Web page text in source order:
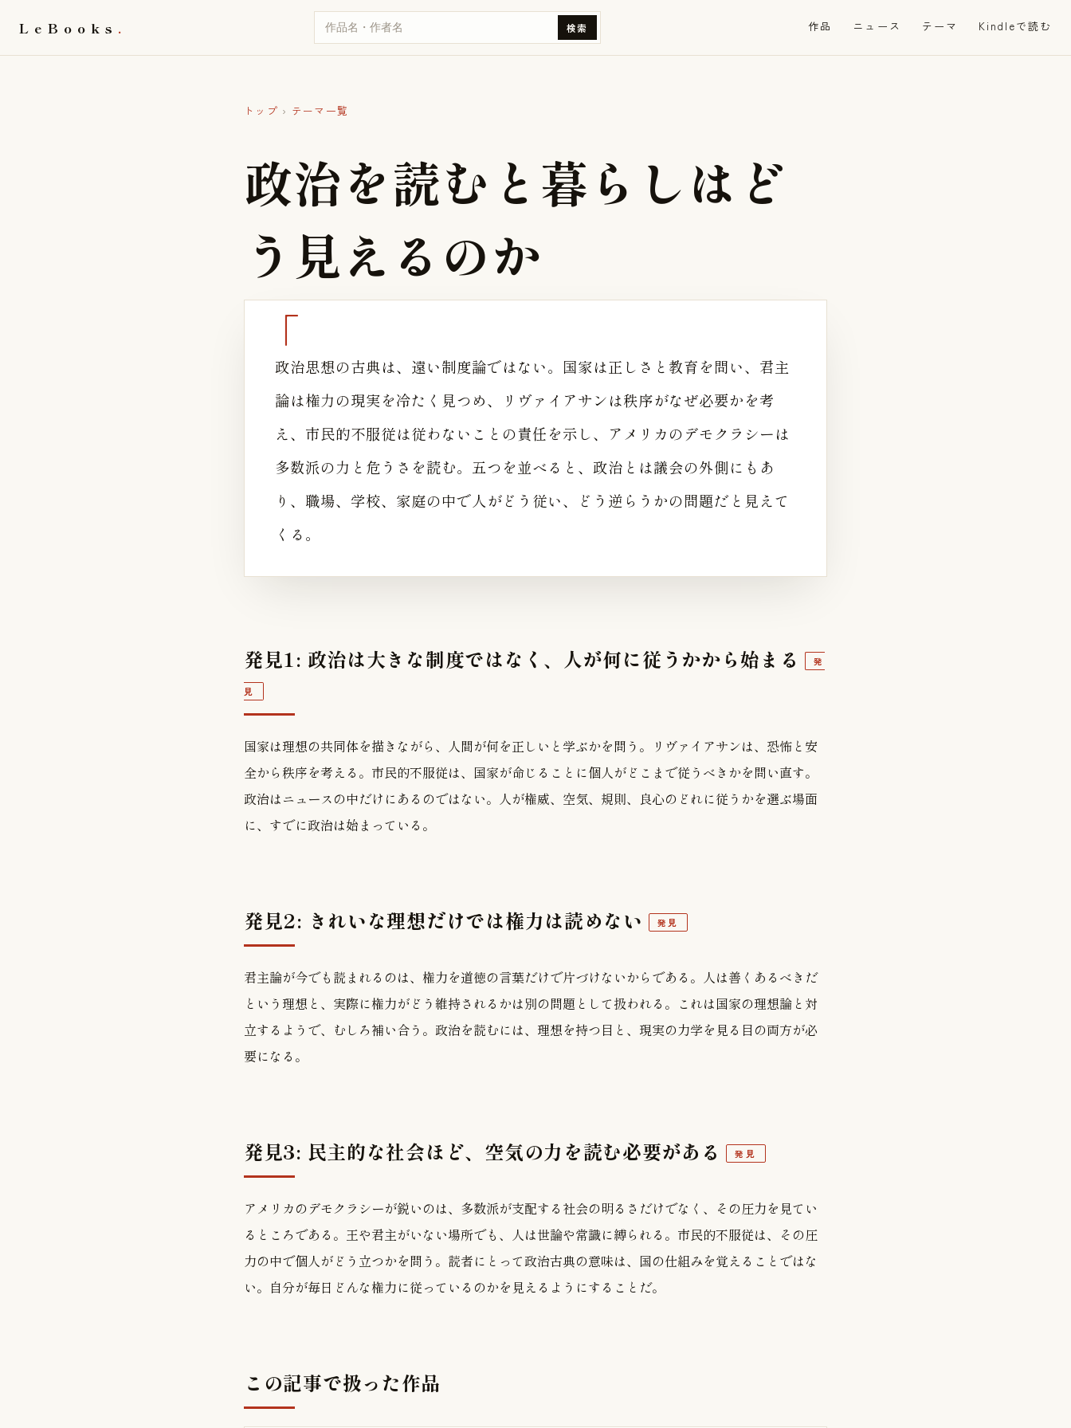
LeBooks 検索 作品 ニュース テーマ Kindleで読む
トップ › テーマ一覧
政治を読む と 暮ら しは ど
う 見え る のか
政治思想の古典は、遠い制度論ではない。国家は正しさと教育を問い、君主
論は権力の現実を冷たく見つめ、リヴァイアサンは秩序がなぜ必要かを考
え、市民的不服従は従わないことの責任を示し、アメリカのデモクラシーは
多数派の力と危うさを読む。五つを並べると、政治とは議会の外側にもあ
り、職場、学校、家庭の中で人がどう従い、どう逆らうかの問題だと見えて
くる。
発見1: 政治は大きな制度ではなく、人が何に従うかから始まる 発
見
国家は理想の共同体を描きながら、人間が何を正しいと学ぶかを問う。リヴァイアサンは、恐怖と安
全から秩序を考える。市民的不服従は、国家が命じることに個人がどこまで従うべきかを問い直す。
政治はニュースの中だけにあるのではない。人が権威、空気、規則、良心のどれに従うかを選ぶ場面
に、すでに政治は始まっている。
発見2: きれいな理想だけでは権力は読めない 発見
君主論が今でも読まれるのは、権力を道徳の言葉だけで片づけないからである。人は善くあるべきだ
という理想と、実際に権力がどう維持されるかは別の問題として扱われる。これは国家の理想論と対
立するようで、むしろ補い合う。政治を読むには、理想を持つ目と、現実の力学を見る目の両方が必
要になる。
発見3: 民主的な社会ほど、空気の力を読む必要がある 発見
アメリカのデモクラシーが鋭いのは、多数派が支配する社会の明るさだけでなく、その圧力を見てい
るところである。王や君主がいない場所でも、人は世論や常識に縛られる。市民的不服従は、その圧
力の中で個人がどう立つかを問う。読者にとって政治古典の意味は、国の仕組みを覚えることではな
い。自分が毎日どんな権力に従っているのかを見えるようにすることだ。
この記事で扱った作品